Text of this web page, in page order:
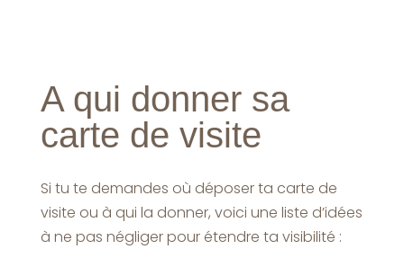
A qui donner sa
carte de visite
Si tu te demandes où déposer ta carte de
visite ou à qui la donner, voici une liste d’idées
à ne pas négliger pour étendre ta visibilité :